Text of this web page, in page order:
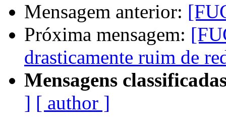
Mensagem anterior:
Próxima mensagem:
drasticamente ruim de
Mensagens
] [ author ]